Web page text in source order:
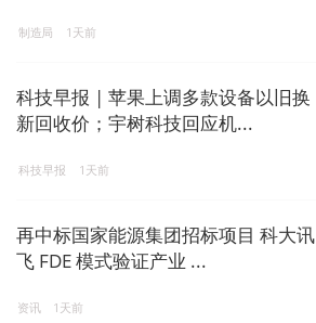
制造局 1天前
科技早报 | 苹果上调多款设备以旧换
新回收价；宇树科技回应机...
科技早报 1天前
再中标国家能源集团招标项目 科大讯
飞 FDE 模式验证产业 ...
资讯 1天前